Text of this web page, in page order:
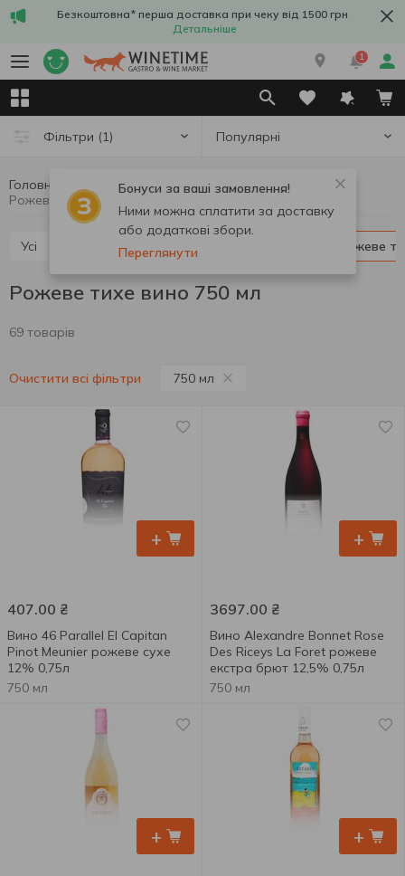
Безкоштовна* перша доставка при чеку від 1500 грн
Детальніше
1
Фільтри (1) Популярні
Бонуси за ваші замовлення!
Ними можна сплатити за доставку
або додаткові збори.
Переглянути
Головна Тихе вино
Рожеве тихе вино
Рожеве тихе вино 750 мл
Усі Біле тихе вино Рожеве
Рожеве тихе вино 750 мл
69 товарів
Очистити всі фільтри 750 мл
+
407.00 ₴
Вино 46 Parallel El Capitan
Pinot Meunier рожеве сухе
12% 0,75л
750 мл
+
3697.00 ₴
Вино Alexandre Bonnet Rose
Des Riceys La Foret рожеве
екстра брют 12,5% 0,75л
750 мл
+ +